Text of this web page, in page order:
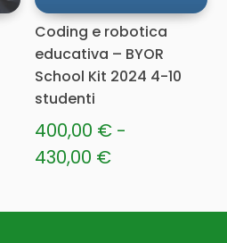
Coding e robotica
educativa – BYOR
School Kit 2024 4-10
studenti
400,00 € -
430,00 €Fascia
prezzo:
prodotto